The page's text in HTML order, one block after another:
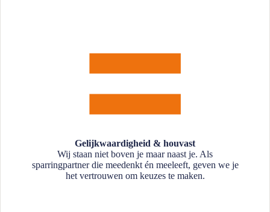
Gelijkwaardigheid & houvast
Wij staan niet boven je maar naast je. Als
sparringpartner die meedenkt én meeleeft, geven we je
het vertrouwen om keuzes te maken.